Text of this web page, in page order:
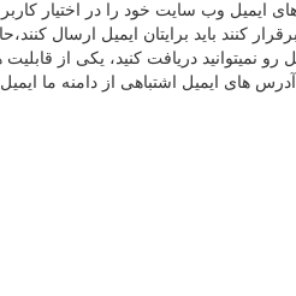
وب سایت خود را در اختیار
کنند باید برایتان ایمیل
رو نمیتوانید دریافت کنید، یکی از
های ایمیل اشتباهی از دامنه ما